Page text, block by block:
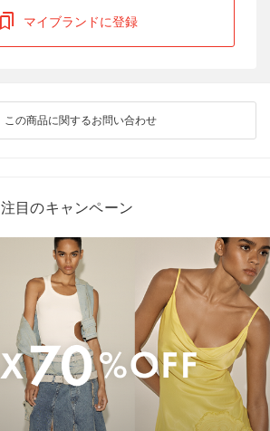
マイブランドに登録
この商品に関するお問い合わせ
注目のキャンペーン